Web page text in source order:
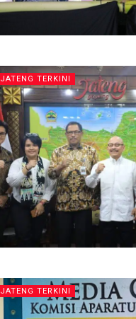
JATENG TERKINI
JATENG TERKINI